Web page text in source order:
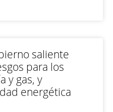
saliente
para los
y gas, y
energética